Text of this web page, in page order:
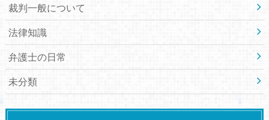
裁判一般について
法律知識
弁護士の日常
未分類